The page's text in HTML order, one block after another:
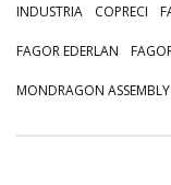
INDUSTRIA COPRECI
FAGOR EDERLAN
MONDRAGON ASSEMBLY